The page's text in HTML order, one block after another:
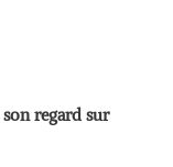
son regard sur